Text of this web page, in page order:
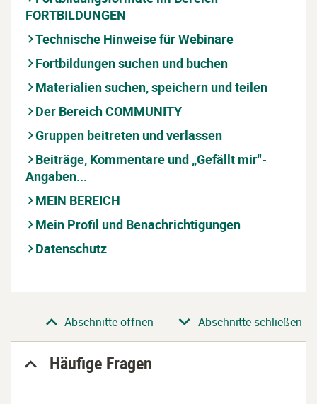
FORTBILDUNGEN
Technische Hinweise für Webinare
Fortbildungen suchen und buchen
Materialien suchen, speichern und teilen
Der Bereich COMMUNITY
Gruppen beitreten und verlassen
Beiträge, Kommentare und „Gefällt mir"-
Angaben...
MEIN BEREICH
Mein Profil und Benachrichtigungen
Datenschutz
AbschnittAbschnitte öffnen Abschnitte schließen
Häufige Fragen